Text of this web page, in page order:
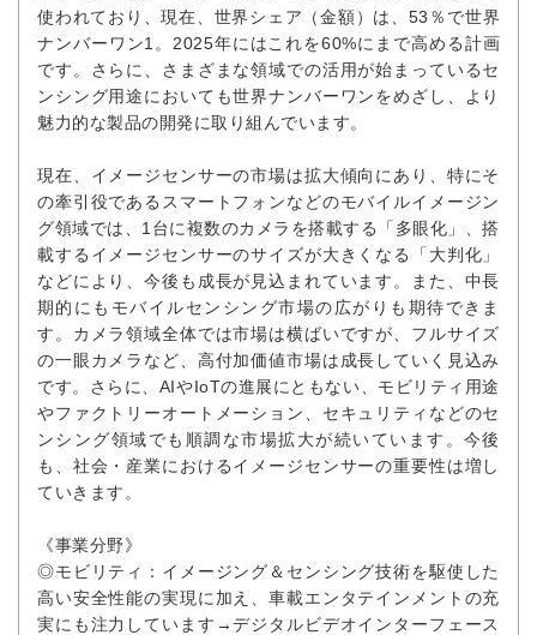
使われており、現在、世界シェア（金額）は、53％で世界
ナンバーワン1。2025年にはこれを60%にまで高める計画
です。さらに、さまざまな領域での活用が始まっているセ
ンシング用途においても世界ナンバーワンをめざし、より
魅力的な製品の開発に取り組んでいます。
現在、イメージセンサーの市場は拡大傾向にあり、特にそ
の牽引役であるスマートフォンなどのモバイルイメージン
グ領域では、1台に複数のカメラを搭載する「多眼化」、搭
載するイメージセンサーのサイズが大きくなる「大判化」
などにより、今後も成長が見込まれています。また、中長
期的にもモバイルセンシング市場の広がりも期待できま
す。カメラ領域全体では市場は横ばいですが、フルサイズ
の一眼カメラなど、高付加価値市場は成長していく見込み
です。さらに、AIやIoTの進展にともない、モビリティ用途
やファクトリーオートメーション、セキュリティなどのセ
ンシング領域でも順調な市場拡大が続いています。今後
も、社会・産業におけるイメージセンサーの重要性は増し
ていきます。
《事業分野》
◎モビリティ：イメージング＆センシング技術を駆使した
高い安全性能の実現に加え、車載エンタテインメントの充
実にも注力しています→デジタルビデオインターフェース